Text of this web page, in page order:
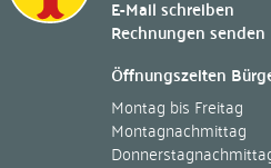
E-Mail schreiben
Rechnungen senden
Öffnungszeiten
Montag bis Freitag
Montagnachmittag